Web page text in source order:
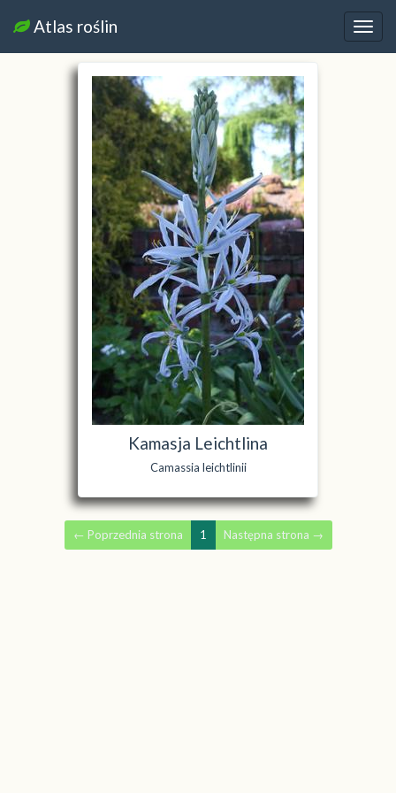
Atlas roślin
Kamasja Leichtlina
Camassia leichtlinii
← Poprzednia strona 1 Następna strona →